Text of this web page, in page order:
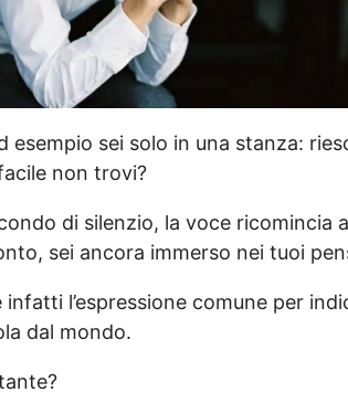
esempio sei solo in una stanza:
non trovi?
di silenzio, la voce ricomincia
sei ancora immerso nei tuoi
infatti l’espressione comune per
dal mondo.